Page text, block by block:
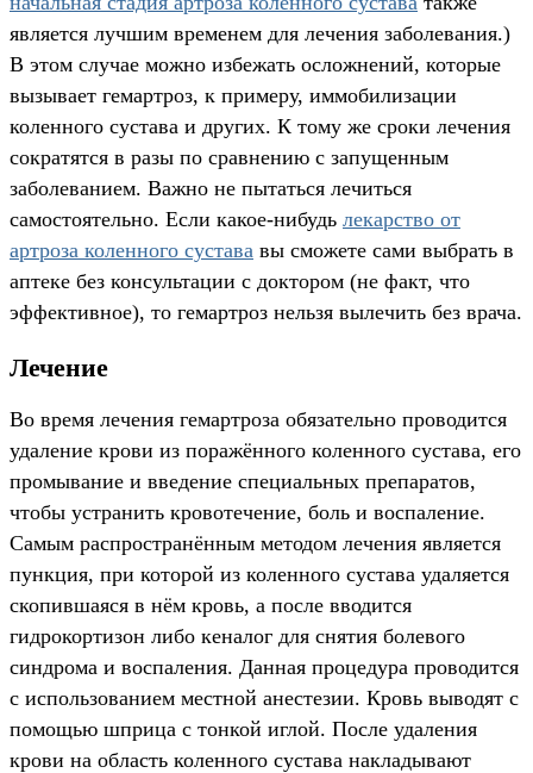
является лучшим временем для лечения заболевания.)
В этом случае можно избежать осложнений, которые
вызывает гемартроз, к примеру, иммобилизации
коленного сустава и других. К тому же сроки лечения
сократятся в разы по сравнению с запущенным
заболеванием. Важно не пытаться лечиться
самостоятельно. Если какое-нибудь лекарство от
артроза коленного сустава вы сможете сами выбрать в
аптеке без консультации с доктором (не факт, что
эффективное), то гемартроз нельзя вылечить без врача.
Лечение
Во время лечения гемартроза обязательно проводится
удаление крови из поражённого коленного сустава, его
промывание и введение специальных препаратов,
чтобы устранить кровотечение, боль и воспаление.
Самым распространённым методом лечения является
пункция, при которой из коленного сустава удаляется
скопившаяся в нём кровь, а после вводится
гидрокортизон либо кеналог для снятия болевого
синдрома и воспаления. Данная процедура проводится
с использованием местной анестезии. Кровь выводят с
помощью шприца с тонкой иглой. После удаления
крови на область коленного сустава накладывают